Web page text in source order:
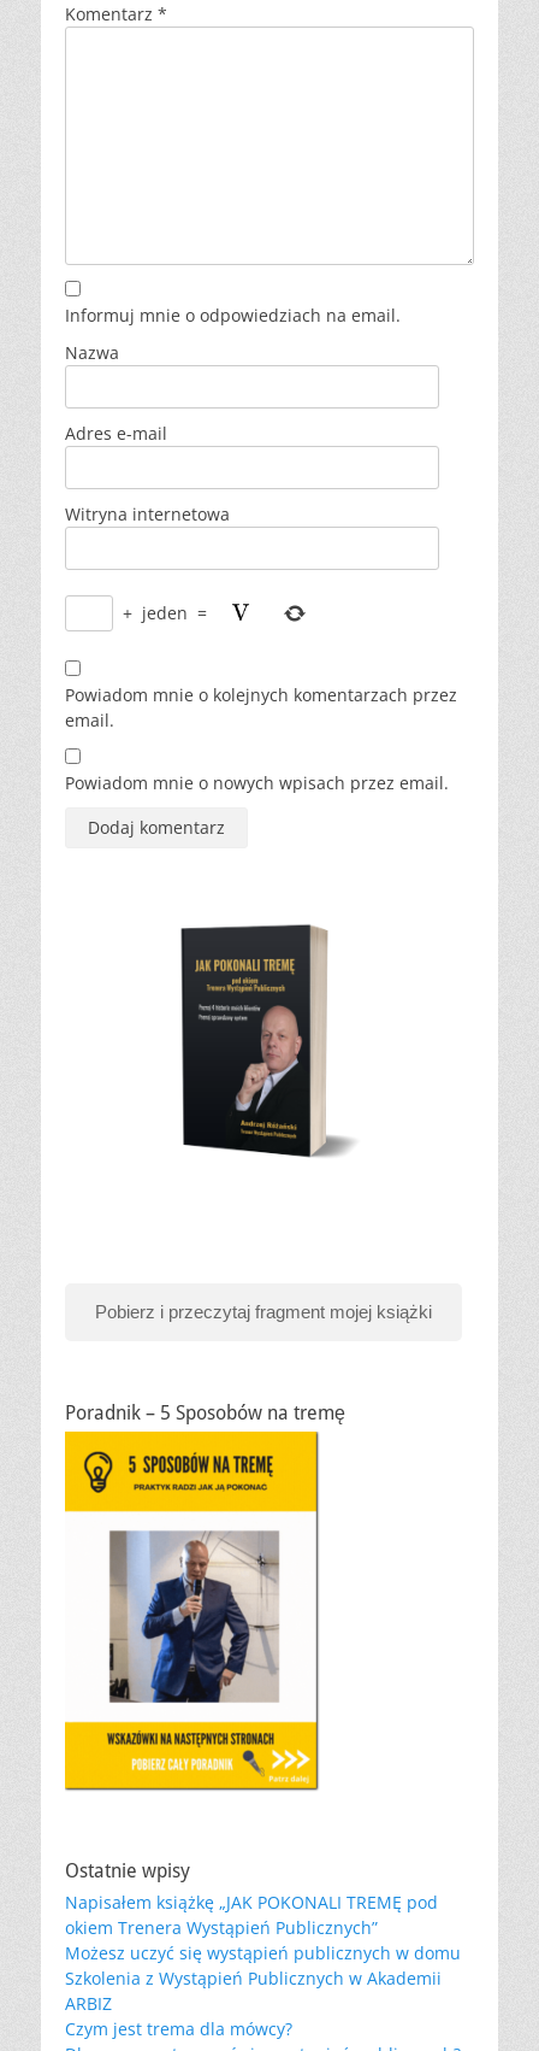
Komentarz *
Informuj mnie o odpowiedziach na email.
Nazwa
Adres e-mail
Witryna internetowa
+ jeden =
Powiadom mnie o kolejnych komentarzach przez
email.
Powiadom mnie o nowych wpisach przez email.
Pobierz i przeczytaj fragment mojej książki
Poradnik – 5 Sposobów na tremę
Ostatnie wpisy
Napisałem książkę „JAK POKONALI TREMĘ pod
okiem Trenera Wystąpień Publicznych”
Możesz uczyć się wystąpień publicznych w domu
Szkolenia z Wystąpień Publicznych w Akademii
ARBIZ
Czym jest trema dla mówcy?